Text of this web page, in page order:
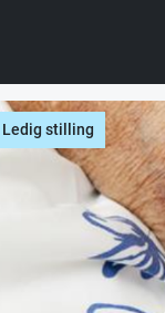
Ledig stilling